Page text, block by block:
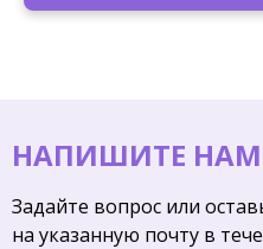
НАПИШИТЕ НАМ
Задайте вопрос или
на указанную почту в